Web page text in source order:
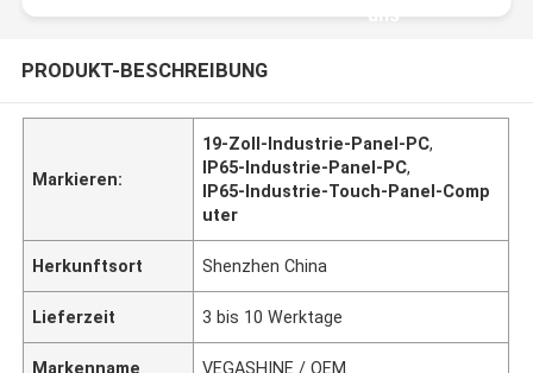
uns
PRODUKT-BESCHREIBUNG
Markieren:
19-Zoll-Industrie-Panel-PC,
IP65-Industrie-Panel-PC,
IP65-Industrie-Touch-Panel-Comp
uter
Herkunftsort Shenzhen China
Lieferzeit 3 bis 10 Werktage
Markenname VEGASHINE / OEM